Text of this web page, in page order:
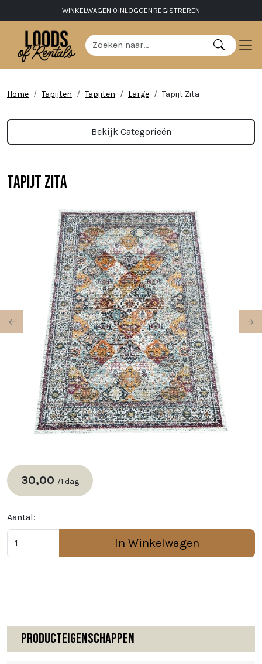
WINKELWAGEN 0 INLOGGEN REGISTREREN
Home Tapijten Tapijten Large Tapijt Zita
Bekijk Categorieën
Tapijt Zita
30,00 /1 dag
Aantal:
In Winkelwagen
Previous
Producteigenschappen